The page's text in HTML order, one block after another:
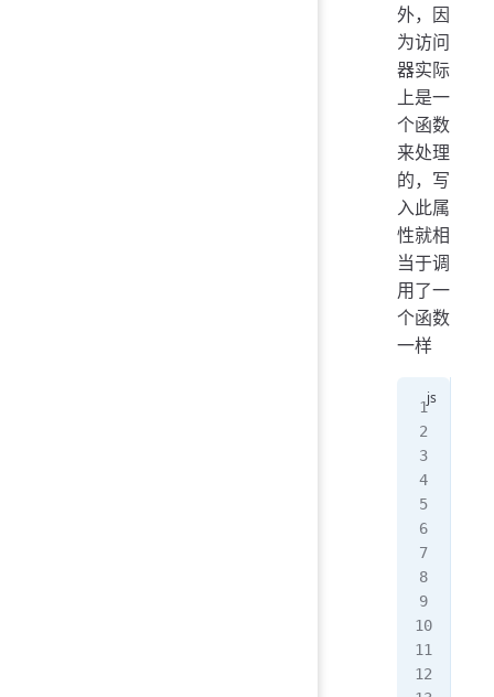
外，因
为访问
器实际
上是一
个函数
来处理
的，写
入此属
性就相
当于调
用了一
个函数
一样